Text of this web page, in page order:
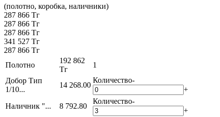
(полотно, коробка, наличники)
287 866 Тг
287 866 Тг
287 866 Тг
341 527 Тг
287 866 Тг
Полотно
192 862
Тг
1
Добор Тип
1/10...
14 268.00
Количество-
+
Наличник "...
8 792.80
Количество-
+